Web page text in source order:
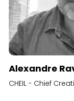
Alexandre
CHEIL - Chief